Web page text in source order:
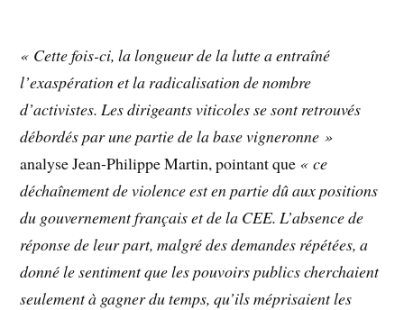
« Cette fois-ci, la longueur de la lutte a entraîné
l’exaspération et la radicalisation de nombre
d’activistes. Les dirigeants viticoles se sont retrouvés
débordés par une partie de la base vigneronne »
analyse Jean-Philippe Martin, pointant que « ce
déchaînement de violence est en partie dû aux positions
du gouvernement français et de la CEE. L’absence de
réponse de leur part, malgré des demandes répétées, a
donné le sentiment que les pouvoirs publics cherchaient
seulement à gagner du temps, qu’ils méprisaient les